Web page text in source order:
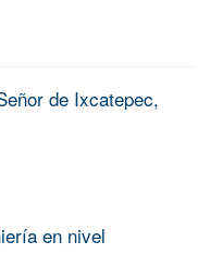
de Ixcatepec,
en nivel